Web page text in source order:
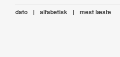
dato | alfabetisk | mest læste